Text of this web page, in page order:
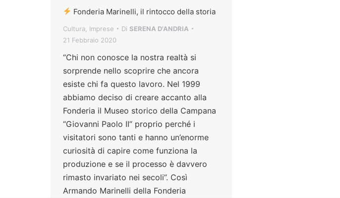
Fonderia Marinelli, il rintocco della storia
Cultura Imprese Di SERENA D'ANDRIA
21 Febbraio 2020
“Chi non conosce la nostra realtà si
sorprende nello scoprire che ancora
esiste chi fa questo lavoro. Nel 1999
abbiamo deciso di creare accanto alla
Fonderia il Museo storico della Campana
“Giovanni Paolo II” proprio perché i
visitatori sono tanti e hanno un’enorme
curiosità di capire come funziona la
produzione e se il processo è davvero
rimasto invariato nei secoli”. Così
Armando Marinelli della Fonderia